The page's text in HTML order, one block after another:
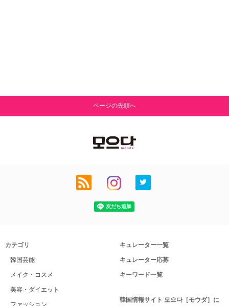
ページの先頭へ
カテゴリ
韓国芸能
メイク・コスメ
美容・ダイエット
ファッション
キュレーター一覧
キュレーター応募
キーワード一覧
韓国情報サイト 모으다［モウダ］に